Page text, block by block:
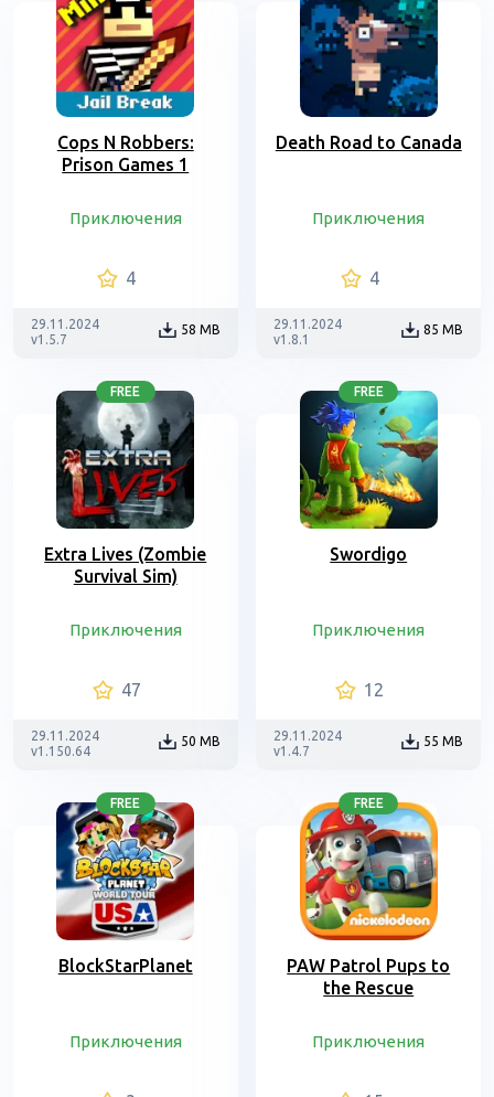
Cops N Robbers:
Prison Games 1
Приключения
4
29.11.2024
v1.5.7
58 MB
Death Road to Canada
Приключения
4
29.11.2024
v1.8.1
85 MB
FREE
Extra Lives (Zombie
Survival Sim)
Приключения
47
29.11.2024
v1.150.64
50 MB
FREE
Swordigo
Приключения
12
29.11.2024
v1.4.7
55 MB
FREE
BlockStarPlanet
Приключения
FREE
PAW Patrol Pups to
the Rescue
Приключения